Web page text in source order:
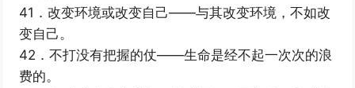
41．改变环境或改变自己——与其改变环境，不如改
变自己。
42．不打没有把握的仗——生命是经不起一次次的浪
费的。